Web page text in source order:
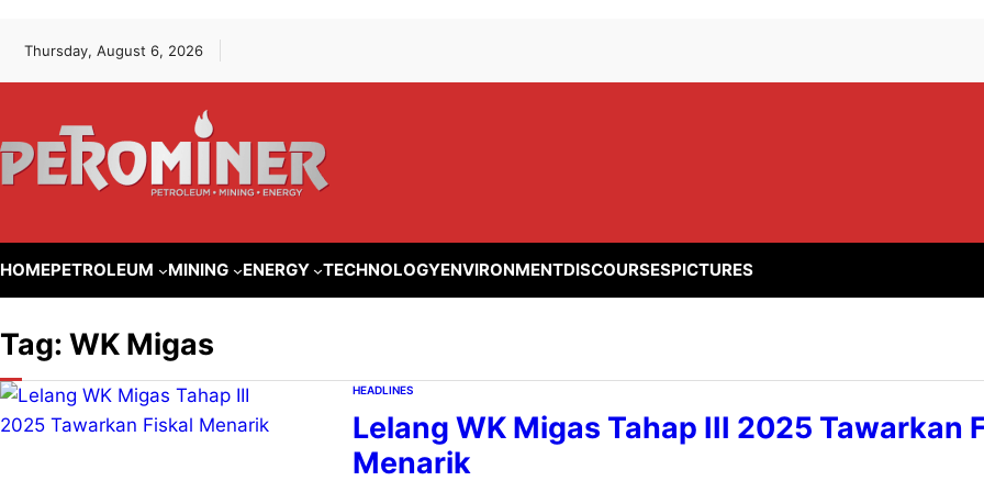
Thursday, August 6, 2026
HOMEPETROLEUM MINING ENERGY TECHNOLOGYENVIRONMENTDISCOURSESPICTURES
Tag: WK Migas
HEADLINES
Lelang WK Migas Tahap III 2025 Tawarkan
Menarik